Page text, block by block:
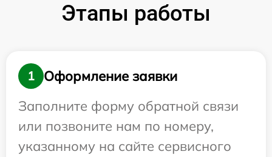
Этапы работы
1
Оформление заявки
Заполните форму обратной связи
или позвоните нам по номеру,
указанному на сайте сервисного